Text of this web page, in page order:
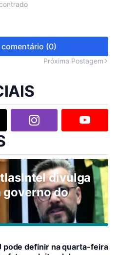
(0)
Próxima Postagem
divulga
governo do
pode definir na quarta-feira